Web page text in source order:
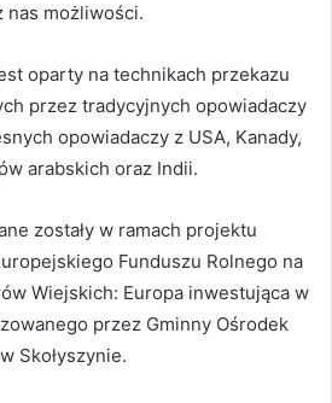
nas możliwości.
oparty na technikach przekazu
przez tradycyjnych opowiadaczy
opowiadaczy z USA, Kanady,
arabskich oraz Indii.
zostały w ramach projektu
Funduszu Rolnego na
Wiejskich: Europa inwestująca w
przez Gminny Ośrodek
Skołyszynie.